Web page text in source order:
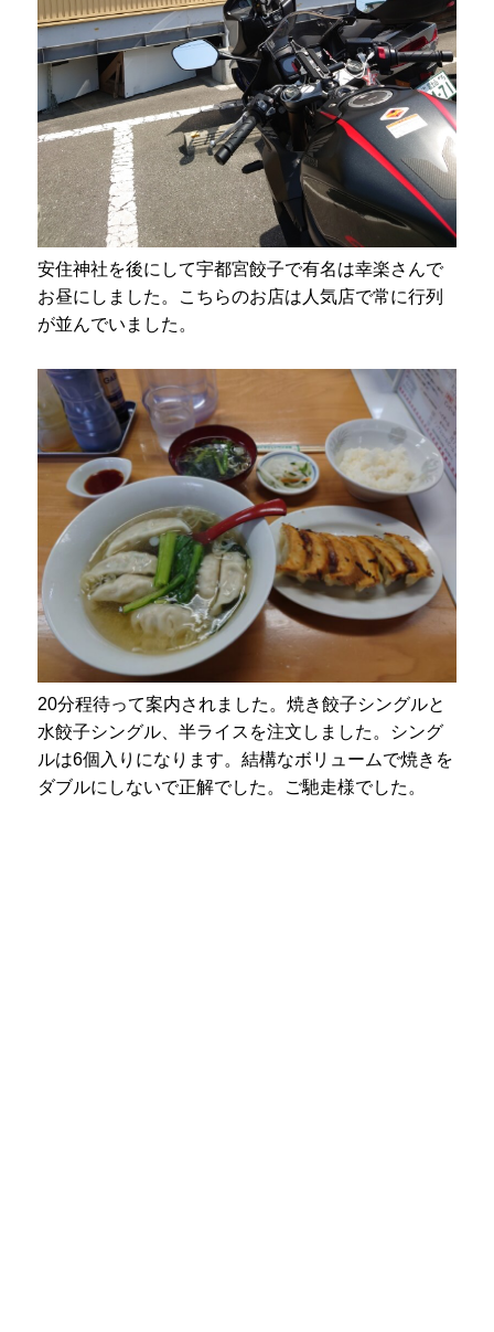
安住神社を後にして宇都宮餃子で有名は幸楽さんで
お昼にしました。こちらのお店は人気店で常に行列
が並んでいました。
20分程待って案内されました。焼き餃子シングルと
水餃子シングル、半ライスを注文しました。シング
ルは6個入りになります。結構なボリュームで焼きを
ダブルにしないで正解でした。ご馳走様でした。